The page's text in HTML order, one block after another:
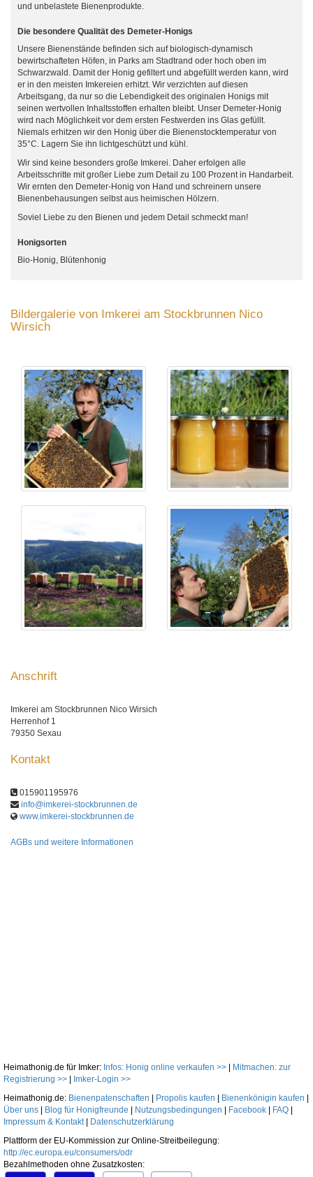
und unbelastete Bienenprodukte.
Die besondere Qualität des Demeter-Honigs
Unsere Bienenstände befinden sich auf biologisch-dynamisch
bewirtschafteten Höfen, in Parks am Stadtrand oder hoch oben im
Schwarzwald. Damit der Honig gefiltert und abgefüllt werden kann, wird
er in den meisten Imkereien erhitzt. Wir verzichten auf diesen
Arbeitsgang, da nur so die Lebendigkeit des originalen Honigs mit
seinen wertvollen Inhaltsstoffen erhalten bleibt. Unser Demeter-Honig
wird nach Möglichkeit vor dem ersten Festwerden ins Glas gefüllt.
Niemals erhitzen wir den Honig über die Bienenstocktemperatur von
35°C. Lagern Sie ihn lichtgeschützt und kühl.
Wir sind keine besonders große Imkerei. Daher erfolgen alle
Arbeitsschritte mit großer Liebe zum Detail zu 100 Prozent in Handarbeit.
Wir ernten den Demeter-Honig von Hand und schreinern unsere
Bienenbehausungen selbst aus heimischen Hölzern.
Soviel Liebe zu den Bienen und jedem Detail schmeckt man!
Honigsorten
Bio-Honig, Blütenhonig
Bildergalerie von Imkerei am Stockbrunnen Nico
Wirsich
Anschrift
Imkerei am Stockbrunnen Nico Wirsich
Herrenhof 1
79350 Sexau
Kontakt
015901195976
info@imkerei-stockbrunnen.de
www.imkerei-stockbrunnen.de
AGBs und weitere Informationen
Heimathonig.de für Imker: Infos: Honig online verkaufen >>
Mitmachen: zur
Registrierung >>
Imker-Login >>
Heimathonig.de: Bienenpatenschaften Propolis kaufen Bienenkönigin kaufen
Über uns
Blog für Honigfreunde Nutzungsbedingungen Facebook FAQ
Impressum & Kontakt|
Datenschutzerklärung
Plattform der EU-Kommission zur Online-Streitbeilegung:
http://ec.europa.eu/consumers/odr
Bezahlmethoden ohne Zusatzkosten: